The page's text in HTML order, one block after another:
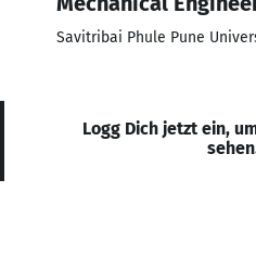
Savitribai Phule Pune
Logg Dich jetzt ein,